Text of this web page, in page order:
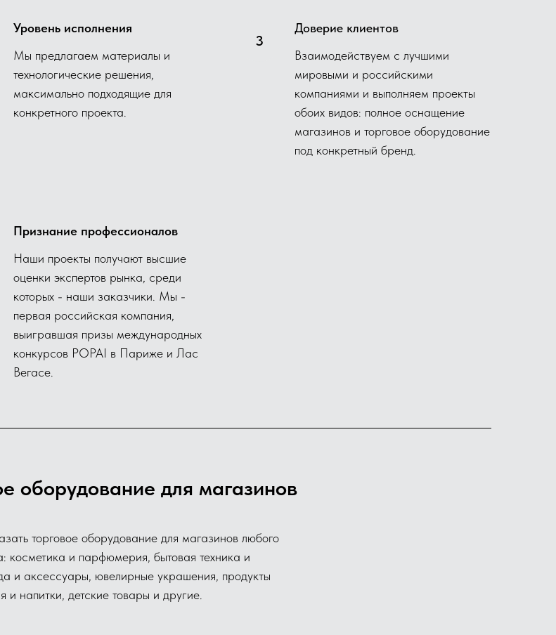
Уровень исполнения
Мы предлагаем материалы и
технологические решения,
максимально подходящие для
конкретного проекта.
Доверие клиентов
Взаимодействуем с лучшими
мировыми и российскими
компаниями и выполняем проекты
обоих видов: полное оснащение
магазинов и торговое оборудование
под конкретный бренд.
Признание профессионалов
Наши проекты получают высшие
оценки экспертов рынка, среди
которых - наши заказчики. Мы -
первая российская компания,
выигравшая призы международных
конкурсов POPAI в Париже и Лас
Вегасе.
оборудование для магазинов
торговое оборудование для магазинов любого
косметика и парфюмерия, бытовая техника и
и аксессуары, ювелирные украшения, продукты
и напитки, детские товары и другие.